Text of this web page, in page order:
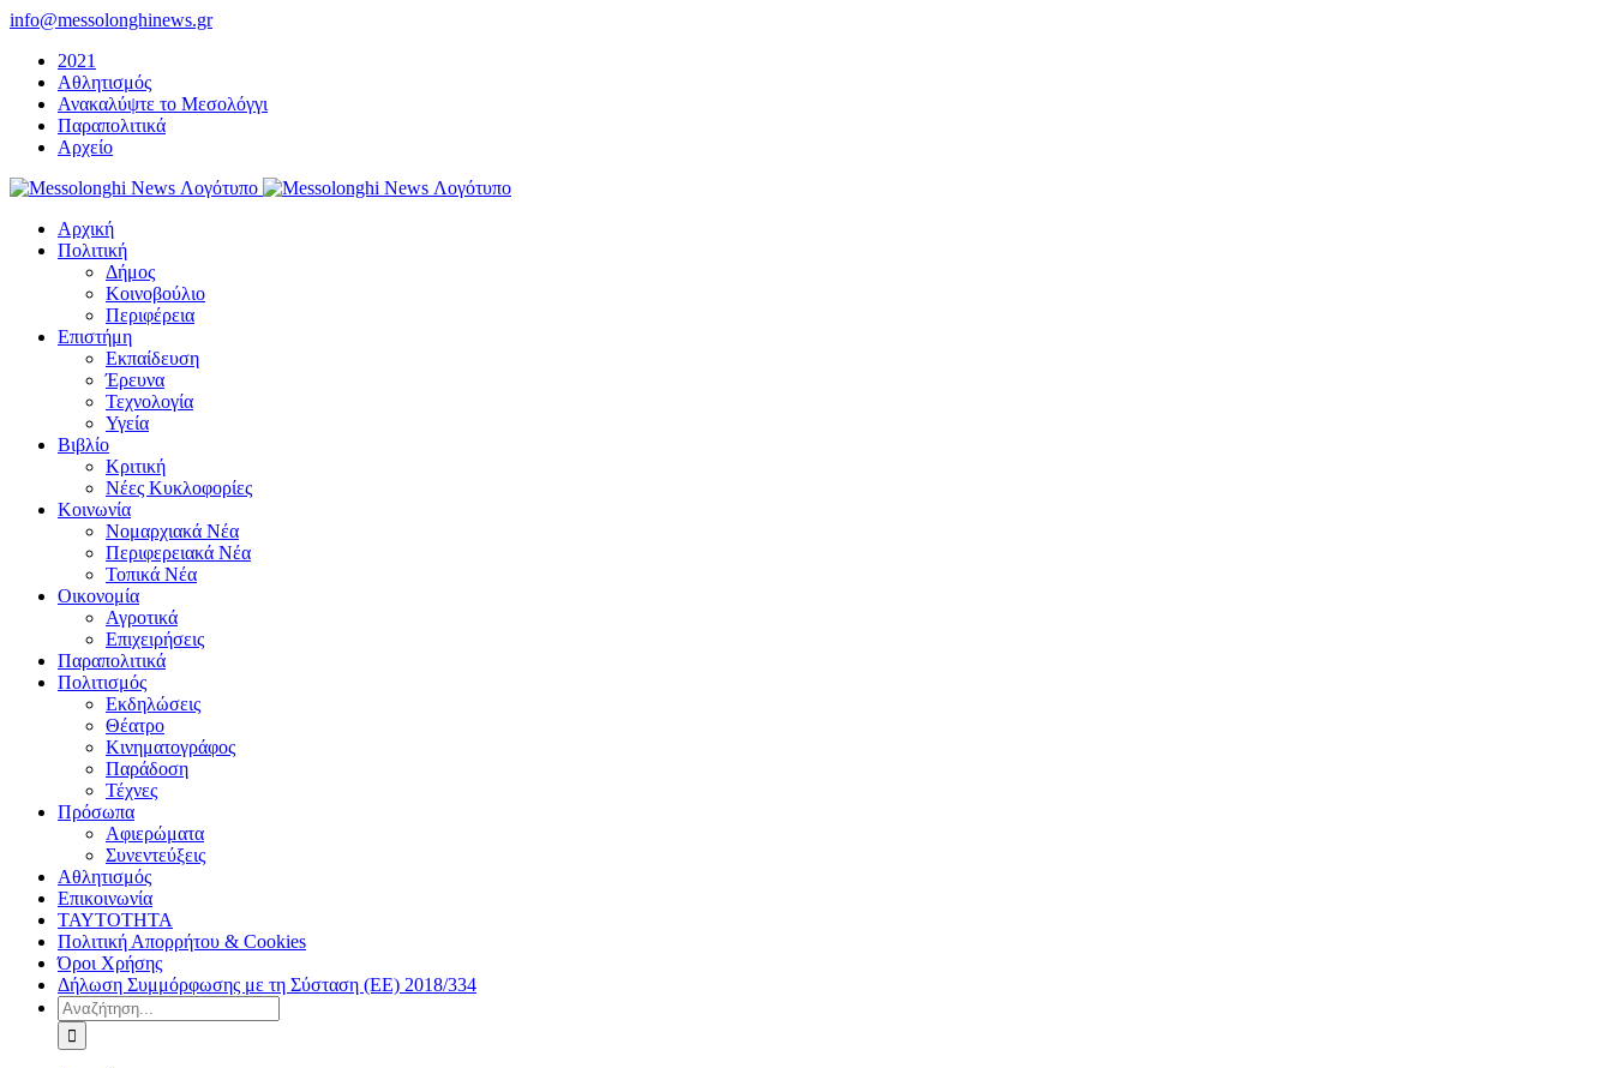
Μετάβαση
περιεχόμενο
info@messolonghinews.gr
2021
Αθλητισμός
Ανακαλύψτε το Μεσολόγγι
Παραπολιτικά
Αρχείο
Αρχική
Πολιτική
Δήμος
Κοινοβούλιο
Περιφέρεια
Επιστήμη
Εκπαίδευση
Έρευνα
Τεχνολογία
Υγεία
Βιβλίο
Κριτική
Νέες Κυκλοφορίες
Κοινωνία
Νομαρχιακά Νέα
Περιφερειακά Νέα
Τοπικά Νέα
Οικονομία
Αγροτικά
Επιχειρήσεις
Παραπολιτικά
Πολιτισμός
Εκδηλώσεις
Θέατρο
Κινηματογράφος
Παράδοση
Τέχνες
Πρόσωπα
Αφιερώματα
Συνεντεύξεις
Αθλητισμός
Επικοινωνία
ΤΑΥΤΟΤΗΤΑ
Πολιτική Απορρήτου & Cookies
Όροι Χρήσης
Δήλωση Συμμόρφωσης με τη Σύσταση (ΕΕ) 2018/334
Αναζήτηση
για: